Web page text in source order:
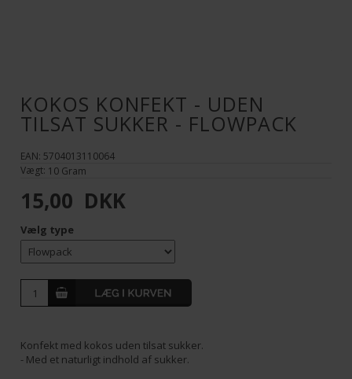
KOKOS KONFEKT - UDEN
TILSAT SUKKER - FLOWPACK
EAN: 5704013110064
Vægt: 10 Gram
15,00 DKK
Vælg type
Konfekt med kokos uden tilsat sukker.
- Med et naturligt indhold af sukker.